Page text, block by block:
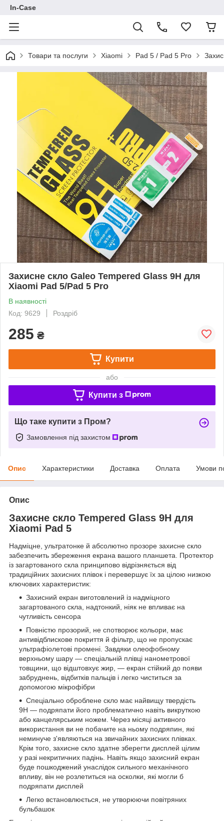
In-Case
Товари та послуги Xiaomi Pad 5 / Pad 5 Pro
Захисне скло Galeo Tempered Glass 9H для
Xiaomi Pad 5/Pad 5 Pro
В наявності
Код: 9629
Роздріб
285 ₴
Купити
або
Купити з
Що таке купити з Пром?
Замовлення під захистом
Опис Характеристики Доставка Оплата Умови
Опис
Захисне скло Tempered Glass 9H для
Xiaomi Pad 5
Надміцне, ультратонке й абсолютно прозоре захисне скло
забезпечить збереження екрана вашого планшета. Протектор
із загартованого скла принципово відрізняється від
традиційних захисних плівок і перевершує їх за цілою низкою
ключових характеристик:
Захисний екран виготовлений із надміцного
загартованого скла, надтонкий, ніяк не впливає на
чутливість сенсора
Повністю прозорий, не спотворює кольори, має
антивідблискове покриття й фільтр, що не пропускає
ультрафіолетові промені. Завдяки олеофобному
верхньому шару — спеціальній плівці нанометрової
товщини, що відштовхує жир, — екран стійкий до появи
забруднень, відбитків пальців і легко чиститься за
допомогою мікрофібри
Спеціально оброблене скло має найвищу твердість
9H — подряпати його проблематично навіть викруткою
або канцелярським ножем. Через місяці активного
використання ви не побачите на ньому подряпин, які
неминуче з'являються на звичайних захисних плівках.
Крім того, захисне скло здатне зберегти дисплей цілим
у разі некритичних падінь. Навіть якщо захисний екран
буде пошкоджений унаслідок сильного механічного
впливу, він не розлетиться на осколки, які могли б
подряпати дисплей
Легко встановлюється, не утворюючи повітряних
бульбашок